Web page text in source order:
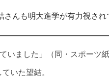
んも明大進学が有力視さ
いました」（同・スポーツ紙
いた望結。